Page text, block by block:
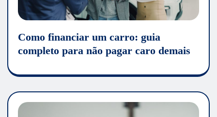
Como financiar um carro: guia
completo para não pagar caro demais